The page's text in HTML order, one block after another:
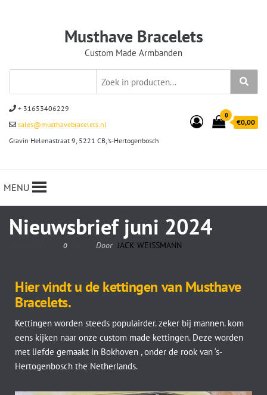
Musthave Bracelets
Custom Made Armbanden
+ 31653406229
sales@musthavebracelets.nl
Gravin Helenastraat 9, 5221 CB, ‘s-Hertogenbosch
0
€0,00
MENU
Nieuwsbrief juni 2024
0 Door JACK WEISSMANN
Hier vindt u de kettingen van Musthave
Bracelets.
Kettingen worden steeds populairder. zeker bij mannen. kom
eens kijken naar onze custom made kettingen. Deze worden
met liefde gemaakt in Bokhoven , onder de rook van ‘s-
Hertogenbosch the Netherlands.